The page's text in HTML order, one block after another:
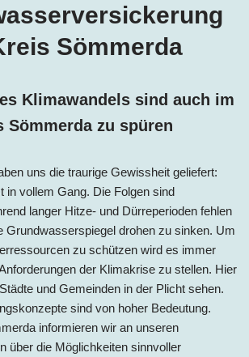
Sömmerda
Klimawandels sind auch im
Sömmerda zu spüren
uns die traurige Gewissheit geliefert:
in vollem Gang. Die Folgen sind
langer Hitze- und Dürreperioden fehlen
Grundwasserspiegel drohen zu sinken. Um
zu schützen wird es immer
der Klimakrise zu stellen. Hier
und Gemeinden in der Plicht sehen.
sind von hoher Bedeutung.
informieren wir an unseren
über die Möglichkeiten sinnvoller